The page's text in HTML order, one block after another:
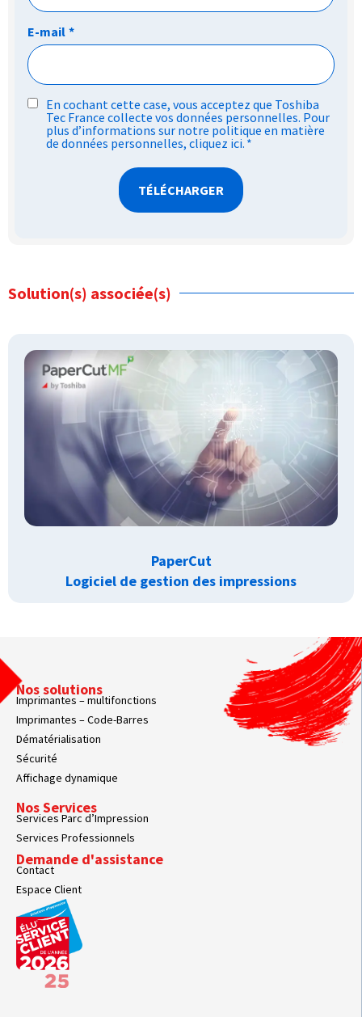
E-mail *
RGPDEn cochant cette case, vous acceptez que Toshiba
Tec France collecte vos données personnelles. Pour
plus d’informations sur notre politique en matière
de données personnelles, cliquez ici.*
Solution(s) associée(s)
PaperCut
Logiciel de gestion des impressions
Nos solutions
Imprimantes – multifonctions
Imprimantes – Code-Barres
Dématérialisation
Sécurité
Affichage dynamique
Nos Services
Services Parc d’Impression
Services Professionnels
Demande d'assistance
Contact
Espace Client